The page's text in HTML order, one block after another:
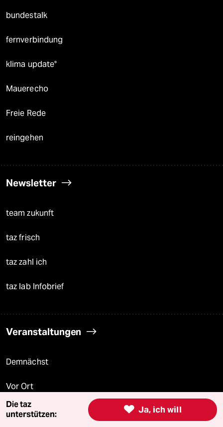
bundestalk
fernverbindung
klima update°
Mauerecho
Freie Rede
reingehen
Newsletter
team zukunft
taz frisch
taz zahl ich
taz lab Infobrief
Veranstaltungen
Demnächst
Vor Ort
Live im Stream  Ja, ich will
Die taz
unterstützen: